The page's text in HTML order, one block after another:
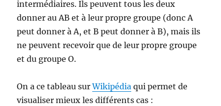
intermédiaires. Ils peuvent tous les deux
donner au AB et à leur propre groupe (donc A
peut donner à A, et B peut donner à B), mais ils
ne peuvent recevoir que de leur propre groupe
et du groupe O.
On a ce tableau surWikipédia qui permet de
visualiser mieux les différents cas :